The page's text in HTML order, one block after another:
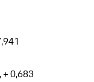
+ 0,683